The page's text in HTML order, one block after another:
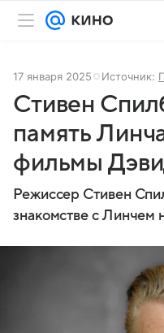
17 января 2025 Источник:
Стивен
память
фильмы
Режиссер Стивен
знакомстве с Линчем